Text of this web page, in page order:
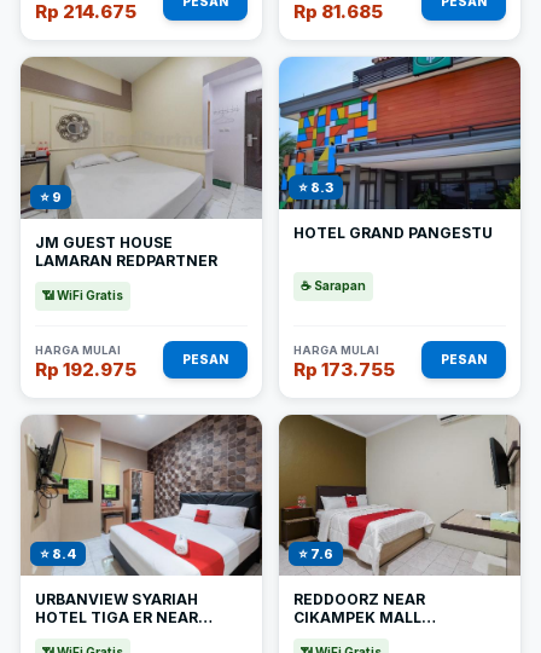
Rp 214.675 Rp 81.685
⭐ 9
JM GUEST HOUSE
LAMARAN REDPARTNER
📶 WiFi Gratis
HARGA MULAI
Rp 192.975 PESAN
⭐ 8.3
HOTEL GRAND PANGESTU
☕ Sarapan
HARGA MULAI
Rp 173.755 PESAN
⭐ 8.4
URBANVIEW SYARIAH
HOTEL TIGA ER NEAR
⭐ 7.6
REDDOORZ NEAR
CIKAMPEK MALL